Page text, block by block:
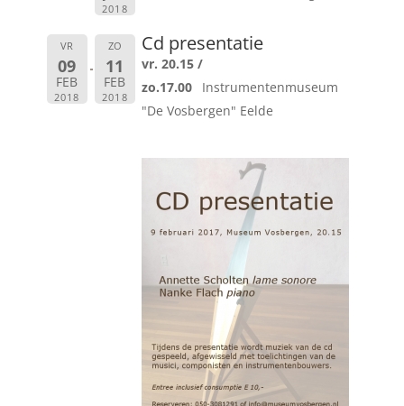
2018
VR
09
FEB
2018
ZO
11
FEB
2018
Cd presentatie
vr. 20.15 /
zo.17.00
Instrumentenmuseum
"De Vosbergen" Eelde